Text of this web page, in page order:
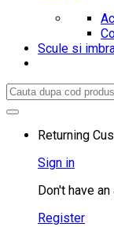
Scule si
Search
Returning
Sign in
Don't have
Register